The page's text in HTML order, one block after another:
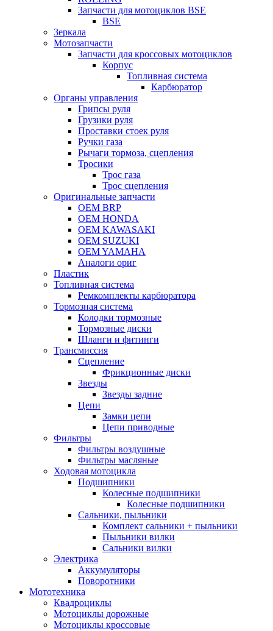
Запчасти для мотоциклов BSE
BSE
Зеркала
Мотозапчасти
Запчасти для кроссовых мотоциклов
Корпус
Топливная система
Карбюратор
Органы управления
Грипсы руля
Грузики руля
Проставки стоек руля
Ручки газа
Рычаги тормоза, сцепления
Тросики
Трос газа
Трос сцепления
Оригинальные запчасти
OEM BRP
OEM HONDA
OEM KAWASAKI
OEM SUZUKI
OEM YAMAHA
Аналоги ориг
Пластик
Топливная система
Ремкомплекты карбюратора
Тормозная система
Колодки тормозные
Тормозные диски
Шланги и фитинги
Трансмиссия
Cцепление
Фрикционные диски
Звезды
Звезды задние
Цепи
Замки цепи
Цепи приводные
Фильтры
Фильтры воздушные
Фильтры масляные
Ходовая мотоцикла
Подшипники
Колесные подшипники
Колесные подшипники
Сальники, пыльники
Комплект сальники + пыльники
Пыльники вилки
Сальники вилки
Электрика
Аккумуляторы
Поворотники
Мототехника
Квадроциклы
Мотоциклы дорожные
Мотоциклы кроссовые